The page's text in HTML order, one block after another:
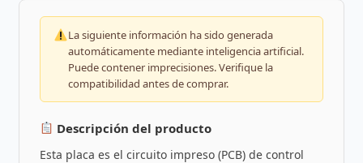
La siguiente información ha sido generada
automáticamente mediante inteligencia artificial.
Puede contener imprecisiones. Verifique la
compatibilidad antes de comprar.
Descripción del producto
Esta placa es el circuito impreso (PCB) de control